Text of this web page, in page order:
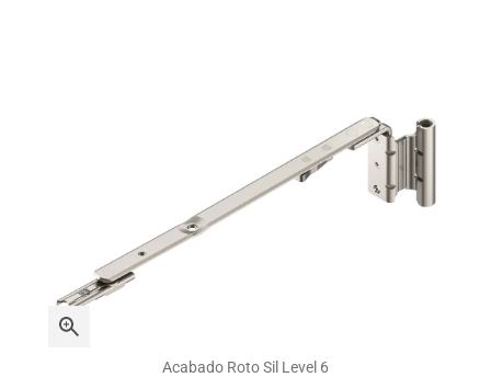
Acabado Roto Sil Level 6